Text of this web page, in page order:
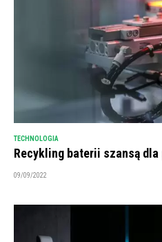
TECHNOLOGIA
Recykling baterii szansą
09/09/2022